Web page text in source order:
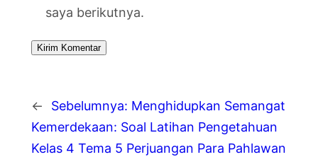
saya berikutnya.
← Sebelumnya: Menghidupkan Semangat
Kemerdekaan: Soal Latihan Pengetahuan
Kelas 4 Tema 5 Perjuangan Para Pahlawan